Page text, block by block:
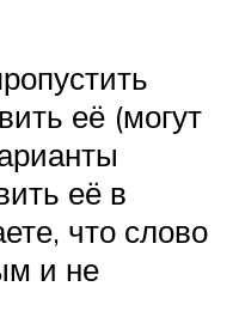
её (могут
её в
что слово
и не